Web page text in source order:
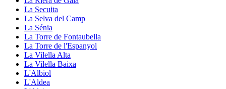
La Secuita
La Selva del Camp
La Sénia
La Torre de Fontaubella
La Torre de l'Espanyol
La Vilella Alta
La Vilella Baixa
L'Albiol
L'Aldea